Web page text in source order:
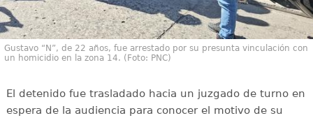
Gustavo “N”, de 22 años, fue arrestado por su presunta vinculación con
un homicidio en la zona 14. (Foto: PNC)
El detenido fue trasladado hacia un juzgado de turno en
espera de la audiencia para conocer el motivo de su